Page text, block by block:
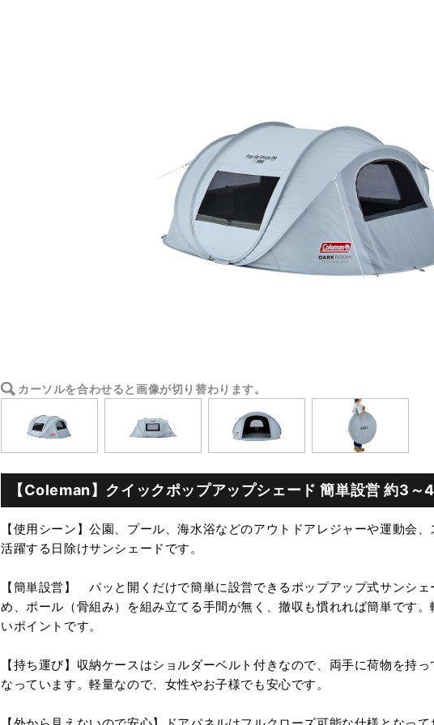
カーソルを合わせると画像が切り替わります。
【Coleman】クイックポップアップシェード 簡単設営 約3～
【使用シーン】公園、プール、海水浴などのアウトドアレジャーや運動会
活躍する日除けサンシェードです。
【簡単設営】 パッと開くだけで簡単に設営できるポップアップ式サンシ
め、ポール（骨組み）を組み立てる手間が無く、撤収も慣れれば簡単です
いポイントです。
【持ち運び】収納ケースはショルダーベルト付きなので、両手に荷物を持
なっています。軽量なので、女性やお子様でも安心です。